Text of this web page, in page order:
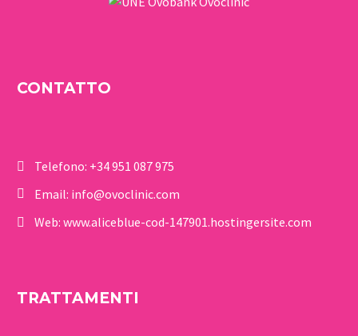
CONTATTO
Telefono: +34 951 087 975
Email: info@ovoclinic.com
Web: www.aliceblue-cod-147901.hostingersite.com
TRATTAMENTI